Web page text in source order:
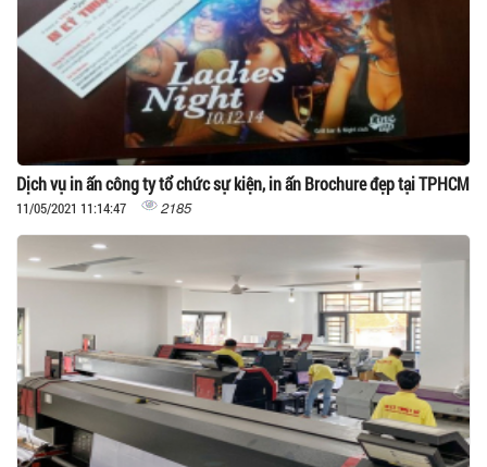
Dịch vụ in ấn công ty tổ chức sự kiện, in ấn Brochure đẹp tại TPHCM
11/05/2021 11:14:47 2185